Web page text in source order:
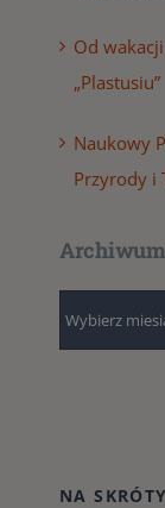
Od
„Plastusiu”
Naukowy
Przyrody i
Archiwum
NA SKRÓTY